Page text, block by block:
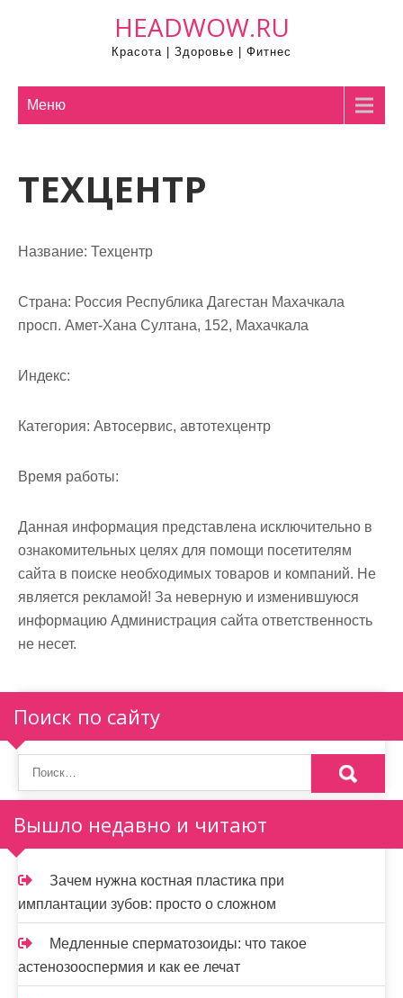
HEADWOW.RU
Красота | Здоровье | Фитнес
Меню
ТЕХЦЕНТР
Название: Техцентр
Страна: Россия Республика Дагестан Махачкала
просп. Амет-Хана Султана, 152, Махачкала
Индекс:
Категория: Автосервис, автотехцентр
Время работы:
Данная информация представлена исключительно в
ознакомительных целях для помощи посетителям
сайта в поиске необходимых товаров и компаний. Не
является рекламой! За неверную и изменившуюся
информацию Администрация сайта ответственность
не несет.
Поиск по сайту
Вышло недавно и читают
Зачем нужна костная пластика при
имплантации зубов: просто о сложном
Медленные сперматозоиды: что такое
астенозооспермия и как ее лечат